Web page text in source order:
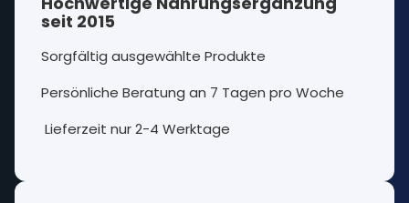
seit 2015
Sorgfältig ausgewählte Produkte
Persönliche Beratung an 7 Tagen pro Woche
Lieferzeit nur 2-4 Werktage